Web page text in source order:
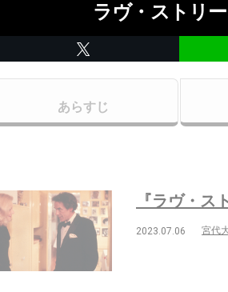
ラヴ・ストリ
あらすじ
『ラヴ・ス
2023.07.06 宮代